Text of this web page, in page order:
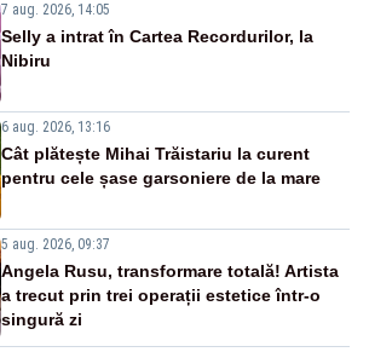
7 aug. 2026, 14:05
Selly a intrat în Cartea Recordurilor, la
Nibiru
6 aug. 2026, 13:16
Cât plătește Mihai Trăistariu la curent
pentru cele șase garsoniere de la mare
5 aug. 2026, 09:37
Angela Rusu, transformare totală! Artista
a trecut prin trei operații estetice într-o
singură zi